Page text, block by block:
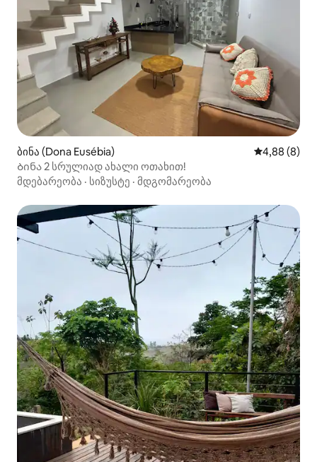
ბინა (Dona Eusébia) საშუალო
4,88 (8)
Ბინა 2 სრულიად ახალი ოთახით!
მდებარეობა · სიზუსტე · მდგომარეობა